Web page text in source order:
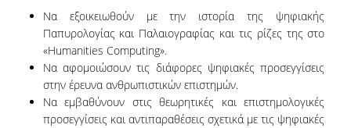
Να εξοικειωθούν με την ιστορία της ψηφιακής
Παπυρολογίας και Παλαιογραφίας και τις ρίζες της στο
«Humanities Computing».
Να αφομοιώσουν τις διάφορες ψηφιακές προσεγγίσεις
στην έρευνα ανθρωπιστικών επιστημών.
Να εμβαθύνουν στις θεωρητικές και επιστημολογικές
προσεγγίσεις και αντιπαραθέσεις σχετικά με τις ψηφιακές